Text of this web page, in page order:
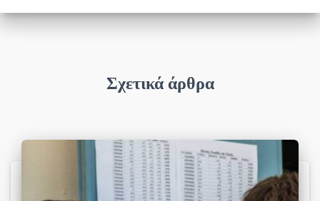
Σχετικά άρθρα